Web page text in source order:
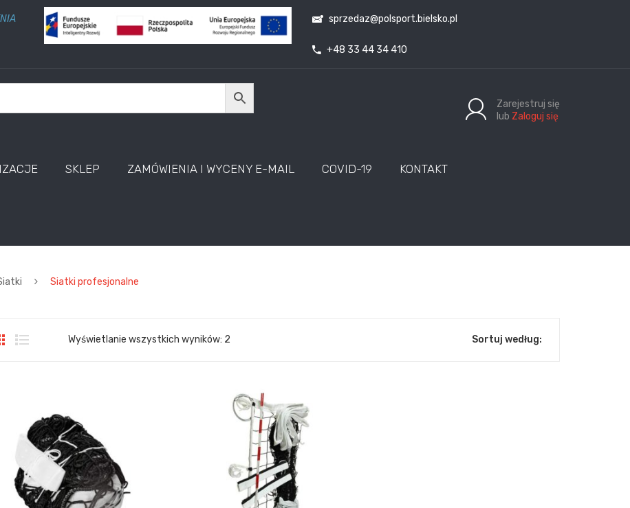
sprzedaz@polsport.bielsko.pl
+48 33 44 34 410
Zarejestruj się
lub Zaloguj się
SKLEP ZAMÓWIENIA I WYCENY E-MAIL COVID-19 KONTAKT
Siatki profesjonalne
Wyświetlanie wszystkich wyników: 2 Sortuj według: